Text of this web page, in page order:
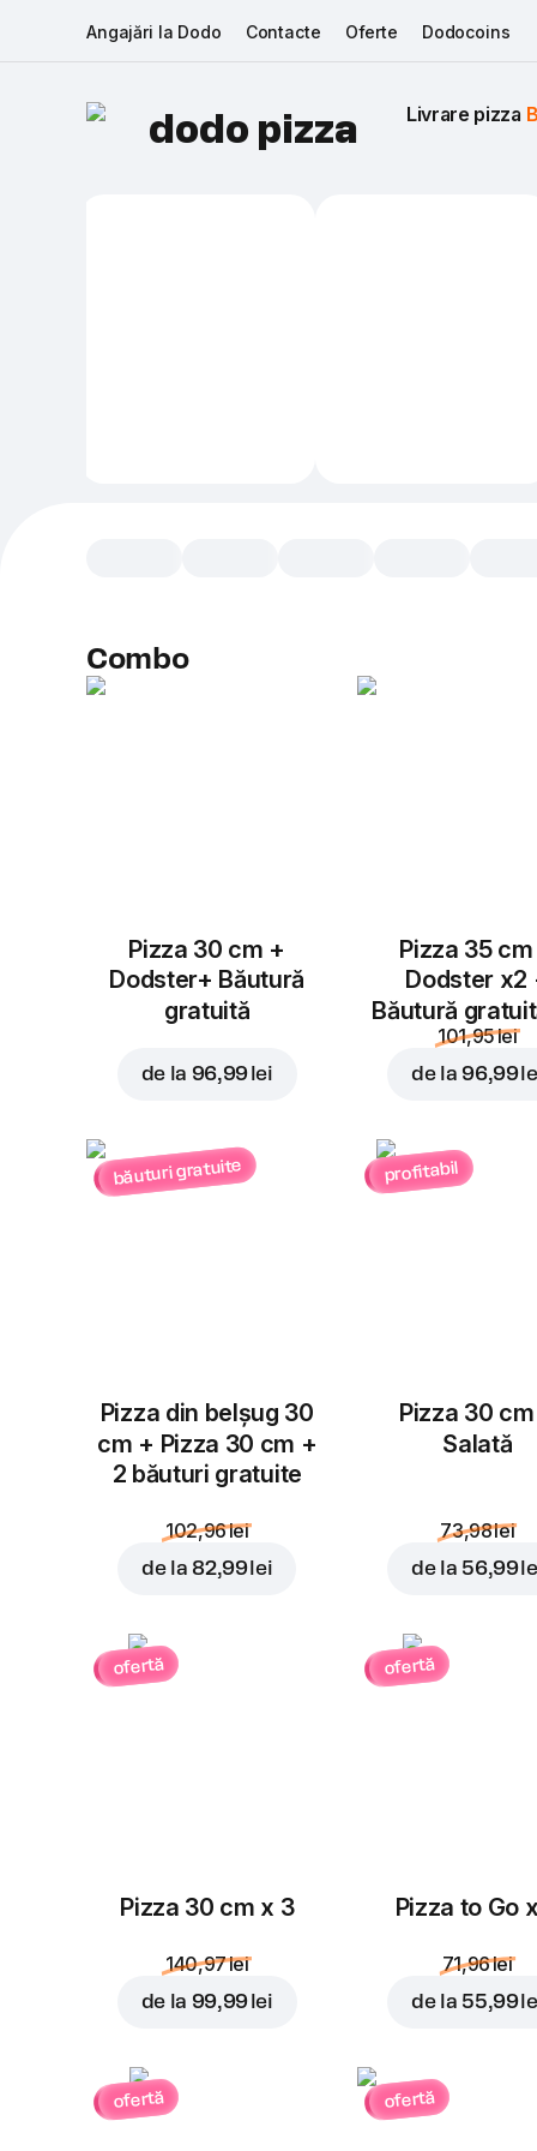
Angajări la Dodo Contacte Oferte Dodocoins
dodo pizza Livrare pizza
Combo
Pizza 30 cm +
Dodster+ Băutură
gratuită
de la 96,99 lei
Pizza 35 cm
Dodster x2
Băutură
101,95 lei
de la 96,99
băuturi gratuite
Pizza din belșug 30
cm + Pizza 30 cm +
2 băuturi gratuite
102,96 lei
de la 82,99 lei
profitabil
Pizza 30
Salată
73,98 lei
de la 56,99
ofertă
Pizza 30 cm x 3
140,97 lei
de la 99,99 lei
ofertă
Pizza to Go
71,96 lei
de la 55,99
ofertă ofertă